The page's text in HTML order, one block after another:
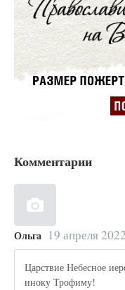
Комментарии
Ольга 19 апреля
Царствие Небесное
иноку Трофиму!